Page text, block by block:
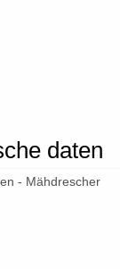
daten
- Mähdrescher